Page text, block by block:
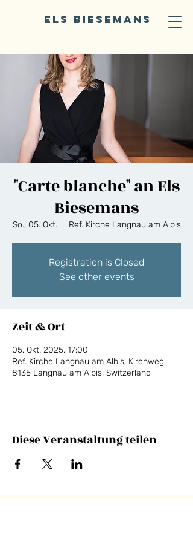
ELS BIESEMANS
"Carte blanche" an Els
Biesemans
So., 05. Okt.
  |
Ref. Kirche Langnau am Albis
Registration is Closed
See other events
Zeit & Ort
05. Okt. 2025, 17:00
Ref. Kirche Langnau am Albis, Kirchweg,
8135 Langnau am Albis, Switzerland
Diese Veranstaltung teilen